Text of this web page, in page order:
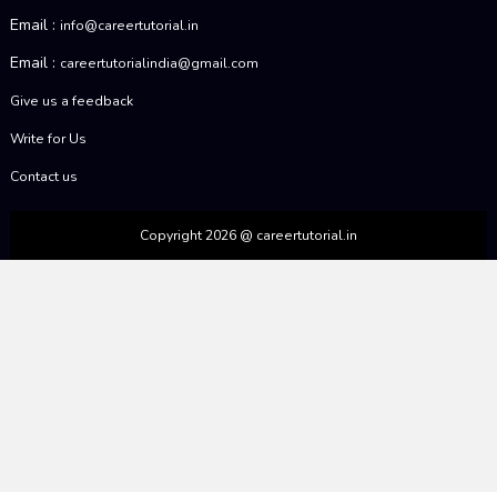
Email : info@careertutorial.in
Email : careertutorialindia@gmail.com
Give us a feedback
Write for Us
Contact us
Copyright 2026 @ careertutorial.in